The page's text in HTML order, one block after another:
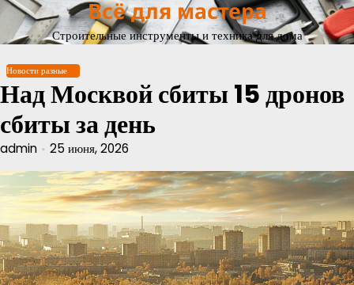
Перейти
содержимому
Всё для мастера
Строительные инструменты и техника для дома
Новости разные
Над Москвой сбиты 15 дронов
сбиты за день
admin 25 июня, 2026